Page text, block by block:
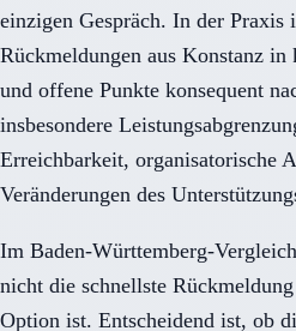
einzigen Gespräch. In der Praxis
Rückmeldungen aus Konstanz
und offene Punkte konsequent
insbesondere
Erreichbarkeit, organisatorische
Veränderungen des
Im Baden-Württemberg-
nicht die schnellste
Option ist. Entscheidend ist, ob